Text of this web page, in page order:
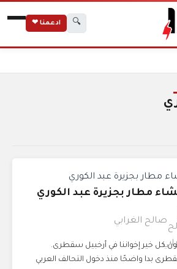
🔍 ادعمنا ❤
مطار بجزيرة عبد الكوري
صالح الغرابي
كل خير إخواننا في أرخبيل سقطرى.
بدا واضحًا منذ دخول التحالف العربي